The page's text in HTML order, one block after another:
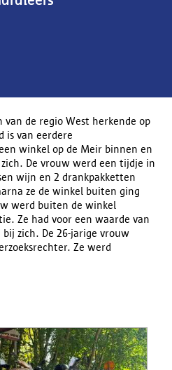
de regio West herkende op
is van eerdere
winkel op de Meir binnen en
De vrouw werd een tijdje in
wijn en 2 drankpakketten
ze de winkel buiten ging
werd buiten de winkel
Ze had voor een waarde van
zich. De 26-jarige vrouw
Ze werd